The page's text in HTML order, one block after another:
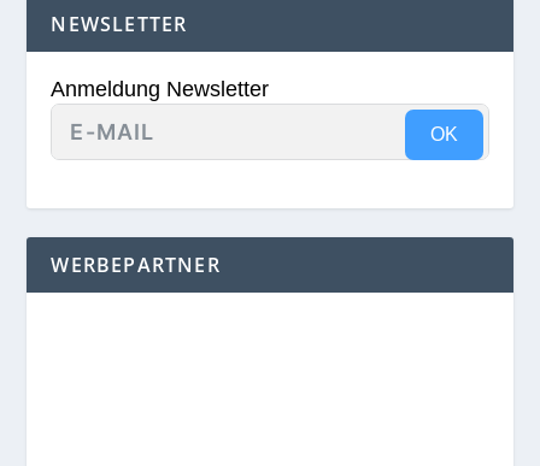
NEWSLETTER
Anmeldung Newsletter
OK
WERBEPARTNER